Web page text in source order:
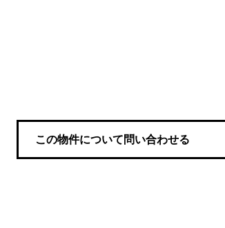
この物件について問い合わせる